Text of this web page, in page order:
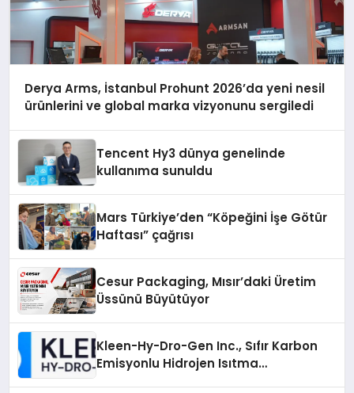
Derya Arms, İstanbul Prohunt 2026’da yeni nesil
ürünlerini ve global marka vizyonunu sergiledi
Tencent Hy3 dünya genelinde
kullanıma sunuldu
Mars Türkiye’den “Köpeğini İşe Götür
Haftası” çağrısı
Cesur Packaging, Mısır’daki Üretim
Üssünü Büyütüyor
Kleen-Hy-Dro-Gen Inc., Sıfır Karbon
Emisyonlu Hidrojen Isıtma